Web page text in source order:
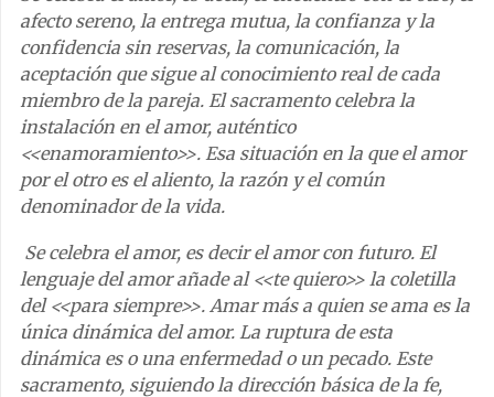
afecto sereno, la entrega mutua, la confianza y la
confidencia sin reservas, la comunicación, la
aceptación que sigue al conocimiento real de cada
miembro de la pareja. El sacramento celebra la
instalación en el amor, auténtico
<<enamoramiento>>. Esa situación en la que el amor
por el otro es el aliento, la razón y el común
denominador de la vida.
Se celebra el amor, es decir el amor con futuro. El
lenguaje del amor añade al <<te quiero>> la coletilla
del <<para siempre>>. Amar más a quien se ama es la
única dinámica del amor. La ruptura de esta
dinámica es o una enfermedad o un pecado. Este
sacramento, siguiendo la dirección básica de la fe,